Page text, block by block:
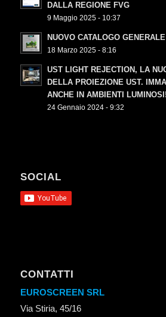
DALLA REGIONE FVG
9 Maggio 2025 - 10:37
NUOVO CATALOGO
18 Marzo 2025 - 8:16
UST LIGHT REJECTION, LA
DELLA PROIEZIONE UST.
ANCHE IN AMBIENTI LUMINOSI!
24 Gennaio 2024 - 9:32
SOCIAL
CONTATTI
EUROSCREEN SRL
Via Stiria, 45/16